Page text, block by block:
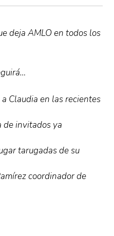
deja AMLO en todos los
Claudia en las recientes
de invitados ya
tarugadas de su
coordinador de